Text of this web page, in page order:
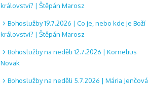
království? | Štěpán Marosz
Bohoslužby 19.7.2026 | Co je, nebo kde je Boží
království? | Štěpán Marosz
Bohoslužby na neděli 12.7.2026 | Kornelius
Novak
Bohoslužby na neděli 5.7.2026 | Mária Jenčová